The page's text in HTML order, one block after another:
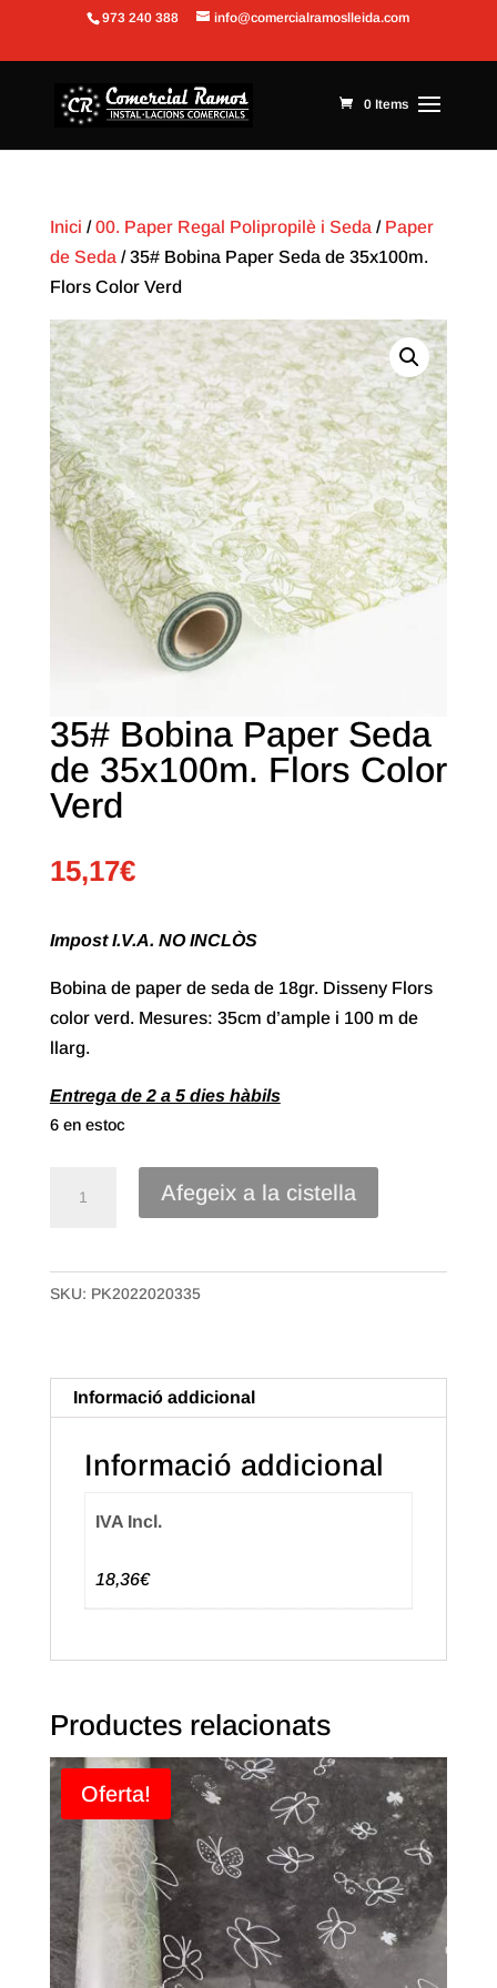
Obre la barra d'eines
973 240 388 info@comercialramoslleida.com
0 Items
Inici /00. Paper Regal Polipropilè i Seda / Paper
de Seda / 35# Bobina Paper Seda de 35x100m.
Flors Color Verd
35# Bobina Paper Seda
de 35x100m. Flors Color
Verd
15,17€
Impost I.V.A. NO INCLÒS
Bobina de paper de seda de 18gr. Disseny Flors
color verd. Mesures: 35cm d’ample i 100 m de
llarg.
Entrega de 2 a 5 dies hàbils
6 en estoc
Bobina
Paper
35x100m.
Flors
Color
Afegeix a la cistella
SKU: PK2022020335
Informació addicional
Informació addicional
IVA Incl.
18,36€
Productes relacionats
Oferta!